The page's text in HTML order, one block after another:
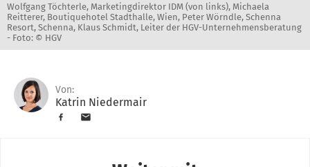
Wolfgang Töchterle, Marketingdirektor IDM (von links), Michaela
Reitterer, Boutiquehotel Stadthalle, Wien, Peter Wörndle, Schenna
Resort, Schenna, Klaus Schmidt, Leiter der HGV-Unternehmensberatung
- Foto: © HGV
Von:
Katrin Niedermair